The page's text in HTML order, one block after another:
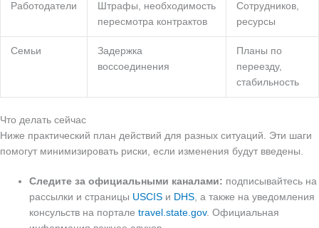
Работодатели
Штрафы, необходимость
пересмотра контрактов
Сотрудников,
ресурсы
Семьи
Задержка
воссоединения
Планы по
переезду,
стабильность
Что делать сейчас
Ниже практический план действий для разных ситуаций. Эти шаги
помогут минимизировать риски, если изменения будут введены.
Следите за официальными каналами: подписывайтесь на
рассылки и страницы USCIS и DHS, а также на уведомления
консульств на порталеtravel.state.gov. Официальная